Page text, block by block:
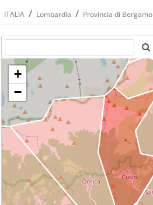
ITALIA / Lombardia / Provincia di Bergamo